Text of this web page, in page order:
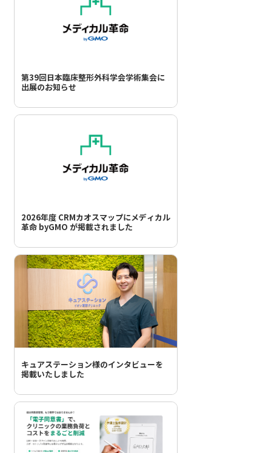
第39回日本臨床整形外科学会学術集会に
出展のお知らせ
2026年度 CRMカオスマップにメディカル
革命 byGMO が掲載されました
キュアステーション様のインタビューを
掲載いたしました